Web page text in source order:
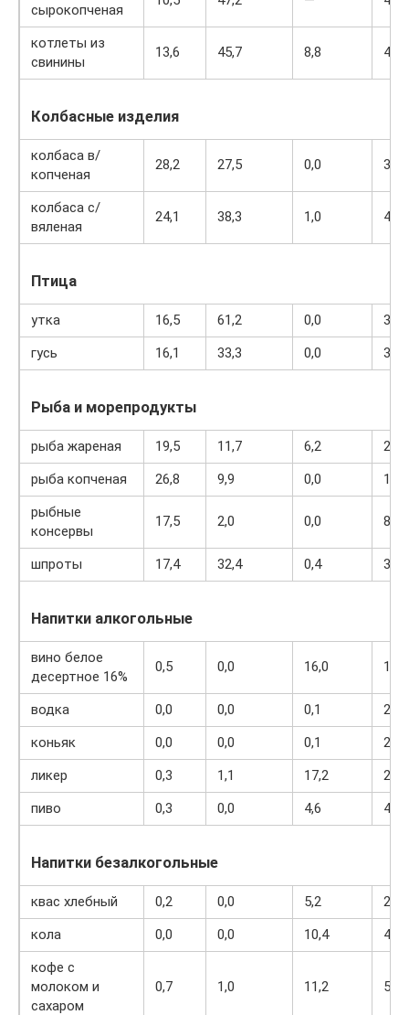
сырокопченая
котлеты из
свинины
13,6 45,7 8,8 466
Колбасные изделия
колбаса в/
копченая
28,2 27,5 0,0 360
колбаса с/
вяленая
24,1 38,3 1,0 455
Птица
утка 16,5 61,2 0,0
346
гусь
16,1 33,3 0,0 364
Рыба и морепродукты
рыба жареная 19,5 11,7 6,2
206
рыба копченая
26,8 9,9 0,0
196
рыбные
консервы
17,5 2,0 0,0 88
шпроты 17,4 32,4 0,4 363
Напитки алкогольные
вино белое
десертное 16%
0,5 0,0 16,0 153
водка 0,0 0,0 0,1
235
коньяк
0,0 0,0 0,1
239
ликер
0,3 1,1 17,2
242
пиво
0,3 0,0 4,6 42
Напитки безалкогольные
квас хлебный 0,2 0,0 5,2
27
кола
0,0 0,0 10,4
42
кофе с
молоком и
сахаром
0,7 1,0 11,2 58